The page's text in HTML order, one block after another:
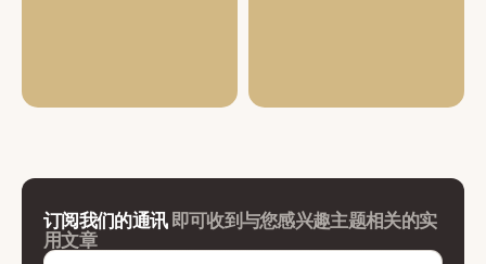
订阅我们的通讯 即可收到与您感兴趣主题相关的实
用文章